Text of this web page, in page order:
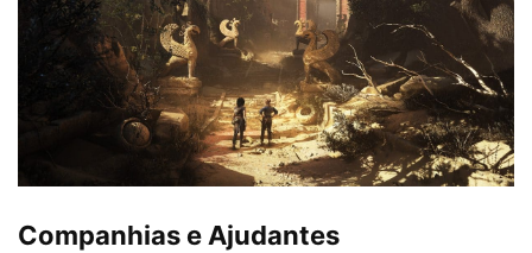
Companhias e Ajudantes